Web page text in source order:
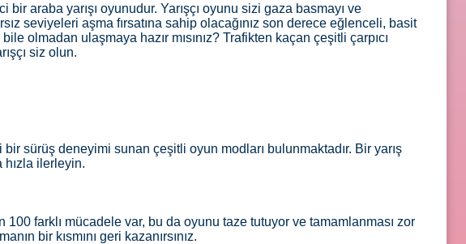
bir araba yarışı oyunudur. Yarışçı oyunu sizi gaza basmayı ve
seviyeleri aşma fırsatına sahip olacağınız son derece eğlenceli, basit
olmadan ulaşmaya hazır mısınız? Trafikten kaçan çeşitli çarpıcı
siz olun.
sürüş deneyimi sunan çeşitli oyun modları bulunmaktadır. Bir yarış
ilerleyin.
farklı mücadele var, bu da oyunu taze tutuyor ve tamamlanması zor
bir kısmını geri kazanırsınız.